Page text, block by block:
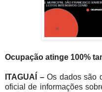
Ocupação atinge 100%
ITAGUAÍ –Os dados são
oficial de informações